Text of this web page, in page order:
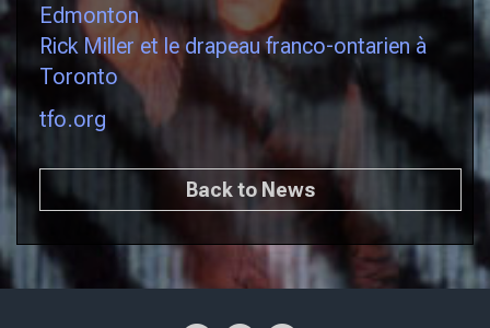
Edmonton
Rick Miller et le drapeau franco-ontarien à
Toronto
tfo.org
Back to News